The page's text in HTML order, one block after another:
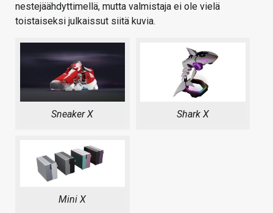
nestejäähdyttimellä, mutta valmistaja ei ole vielä
toistaiseksi julkaissut siitä kuvia.
Sneaker X Shark X
Mini X